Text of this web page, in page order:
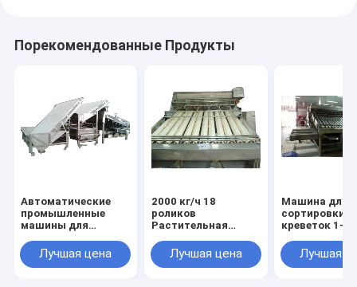
Порекомендованные Продукты
Автоматические
промышленные
машины для
креветок
Лучшая цена
2000 кг/ч 18
роликов
Растительная
сортировки
креветок
Лучшая цена
Машина для
сортировки
креветок 1-5
Лучшая